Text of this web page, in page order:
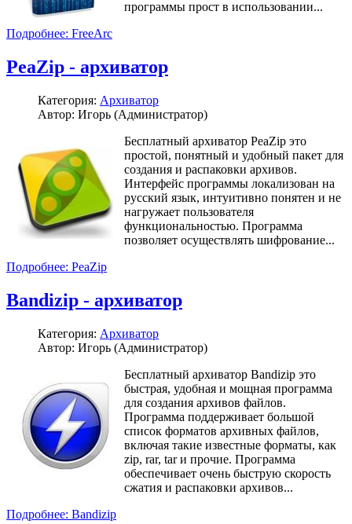
программы прост в использовании...
Подробнее: FreeArc
PeaZip - архиватор
Категория: Архиватор
Автор: Игорь (Администратор)
Бесплатный архиватор PeaZip это
простой, понятный и удобный пакет для
создания и распаковки архивов.
Интерфейс программы локализован на
русский язык, интуитивно понятен и не
нагружает пользователя
функциональностью. Программа
позволяет осуществлять шифрование...
Подробнее: PeaZip
Bandizip - архиватор
Категория: Архиватор
Автор: Игорь (Администратор)
Бесплатный архиватор Bandizip это
быстрая, удобная и мощная программа
для создания архивов файлов.
Программа поддерживает большой
список форматов архивных файлов,
включая такие известные форматы, как
zip, rar, tar и прочие. Программа
обеспечивает очень быструю скорость
сжатия и распаковки архивов...
Подробнее: Bandizip